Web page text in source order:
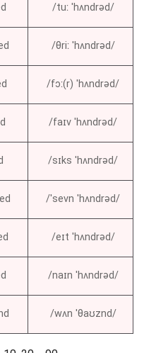
/tuː ˈhʌndrəd/
/θriː ˈhʌndrəd/
/fɔː(r) ˈhʌndrəd/
/faɪv ˈhʌndrəd/
/sɪks ˈhʌndrəd/
/ˈsevn ˈhʌndrəd/
/eɪt ˈhʌndrəd/
/naɪn ˈhʌndrəd/
/wʌn ˈθaʊznd/